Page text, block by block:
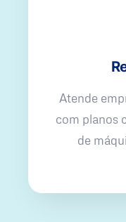
Atende
com planos
de